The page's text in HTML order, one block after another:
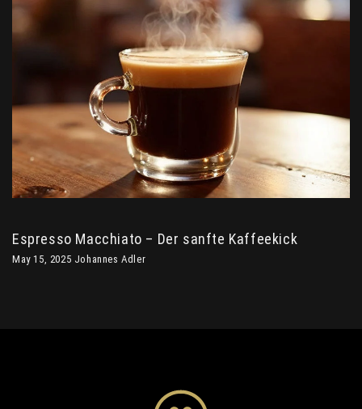
Espresso Macchiato – Der sanfte Kaffeekick
May 15, 2025 Johannes Adler